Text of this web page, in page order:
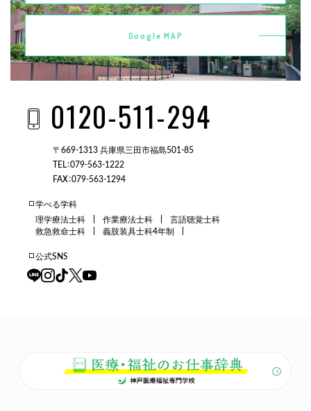
Google MAP
0120-511-294
〒669-1313 兵庫県三田市福島501-85
TEL：079-563-1222
FAX：079-563-1294
学べる学科
理学療法士科
作業療法士科
言語聴覚士科
救急救命士科
義肢装具士科4年制
公式SNS